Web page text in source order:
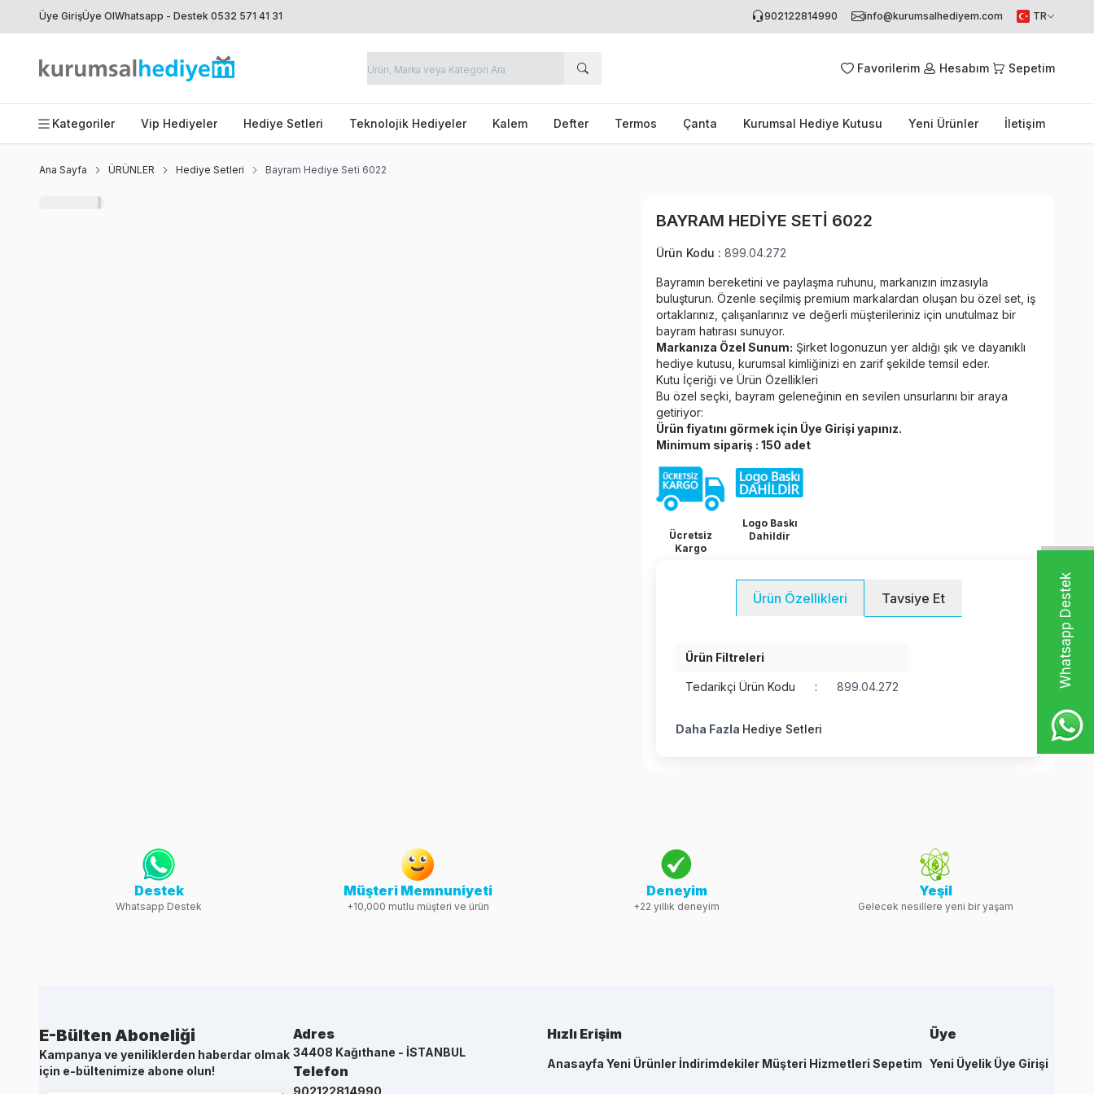
W
h
t
s
a
p
p
D
e
s
t
e
k
H
a
t
t
Üye GirişÜye OlWhatsapp - Destek 0532 571 41 31 902122814990 info@kurumsalhediyem.com TR
Favorilerim Hesabım Sepetim
Kategoriler Vip Hediyeler Hediye Setleri Teknolojik Hediyeler Kalem Defter Termos Çanta Kurumsal Hediye Kutusu Yeni Ürünler İletişim
Ana Sayfa ÜRÜNLER Hediye Setleri Bayram Hediye Seti 6022
BAYRAM HEDIYE SETI 6022
Ürün Kodu : 899.04.272
Bayramın bereketini ve paylaşma ruhunu, markanızın imzasıyla
buluşturun. Özenle seçilmiş premium markalardan oluşan bu özel set, iş
ortaklarınız, çalışanlarınız ve değerli müşterileriniz için unutulmaz bir
bayram hatırası sunuyor.
Markanıza Özel Sunum: Şirket logonuzun yer aldığı şık ve dayanıklı
hediye kutusu, kurumsal kimliğinizi en zarif şekilde temsil eder.
Kutu İçeriği ve Ürün Özellikleri
Bu özel seçki, bayram geleneğinin en sevilen unsurlarını bir araya
getiriyor:
Ürün fiyatını görmek için Üye Girişi yapınız.
Minimum sipariş : 150 adet
Ücretsiz
Kargo
Logo Baskı
Dahildir
Ürün Özellikleri Tavsiye Et
Ürün Filtreleri
Tedarikçi Ürün Kodu : 899.04.272
Daha Fazla Hediye Setleri
Destek
Whatsapp Destek
Müşteri Memnuniyeti
+10,000 mutlu müşteri ve ürün
Deneyim
+22 yıllık deneyim
Yeşil
Gelecek nesillere yeni bir yaşam
E-Bülten Aboneliği
Kampanya ve yeniliklerden haberdar olmak
için e-bültenimize abone olun!
Adres
34408 Kağıthane - İSTANBUL
Telefon
902122814990
Hızlı Erişim
Anasayfa Yeni Ürünler İndirimdekiler Müşteri Hizmetleri Sepetim
Üye
Yeni Üyelik Üye Girişi